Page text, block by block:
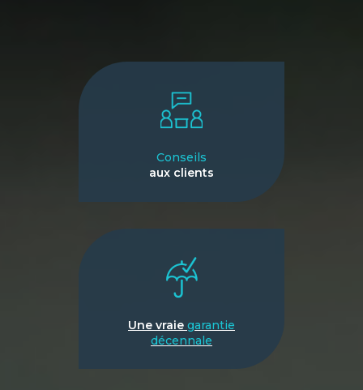
Conseils
aux clients
Une vraie garantie
décennale